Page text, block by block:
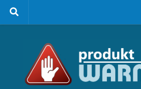
Zum Inhalt springen